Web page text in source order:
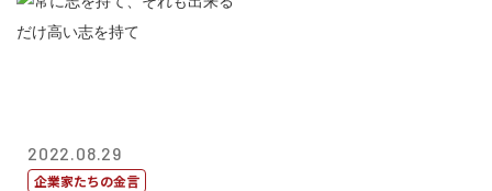
2022.08.29
企業家たちの金言